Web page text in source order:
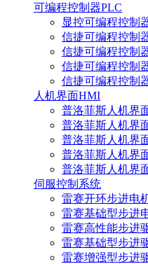
可编程控制器PLC
显控可编程控制
信捷可编程控制
信捷可编程控制
信捷可编程控制
信捷可编程控制
人机界面HMI
普洛菲斯人机界
普洛菲斯人机界
普洛菲斯人机界
普洛菲斯人机界
普洛菲斯人机界
伺服控制系统
雷赛开环步进电
雷赛基础型步进
雷赛高性能步进
雷赛基础型步进
雷赛增强型步进